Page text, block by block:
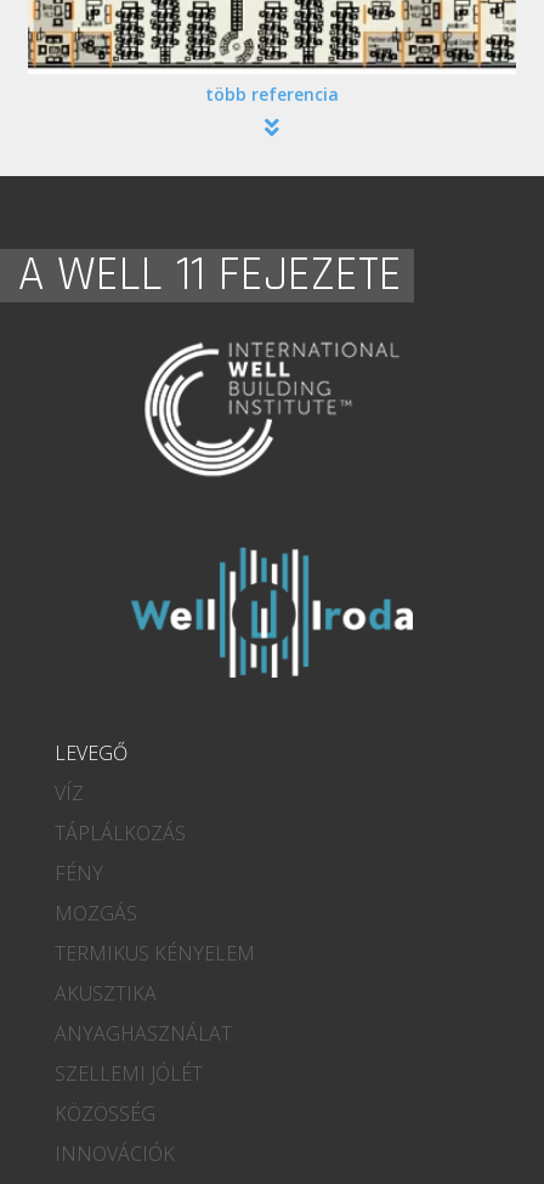
több referencia
A WELL 11 FEJEZETE
LEVEGŐ
VÍZ
TÁPLÁLKOZÁS
FÉNY
MOZGÁS
TERMIKUS KÉNYELEM
AKUSZTIKA
ANYAGHASZNÁLAT
SZELLEMI JÓLÉT
KÖZÖSSÉG
INNOVÁCIÓK